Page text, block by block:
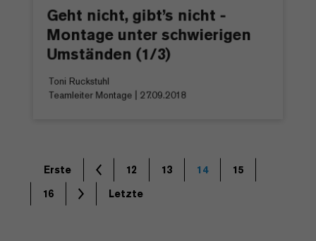
Geht nicht, gibt’s nicht -
Montage unter schwierigen
Umständen (1/3)
Toni Ruckstuhl
Teamleiter Montage | 27.09.2018
Erste 12 13 14
15
16
Letzte